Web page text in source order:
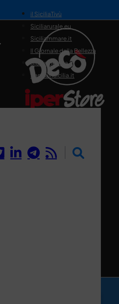
il SiciliaTivù
Siciliarurale.eu
Siciliammare.it
Il Giornale della Bellezza
Siciliamedica.it
Sanitainsicilia.it